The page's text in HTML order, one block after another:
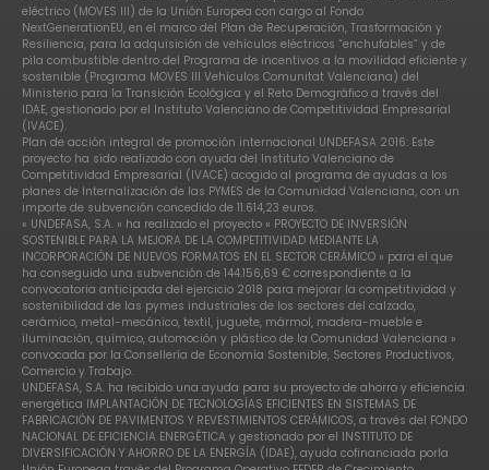
eléctrico (MOVES III) de la Unión Europea con cargo al Fondo
NextGenerationEU, en el marco del Plan de Recuperación, Trasformación y
Resiliencia, para la adquisición de vehículos eléctricos “enchufables” y de
pila combustible dentro del Programa de incentivos a la movilidad eficiente y
sostenible (Programa MOVES III Vehículos Comunitat Valenciana) del
Ministerio para la Transición Ecológica y el Reto Demográfico a través del
IDAE, gestionado por el Instituto Valenciano de Competitividad Empresarial
(IVACE).
Plan de acción integral de promoción internacional UNDEFASA 2016: Este
proyecto ha sido realizado con ayuda del Instituto Valenciano de
Competitividad Empresarial (IVACE) acogido al programa de ayudas a los
planes de Internalización de las PYMES de la Comunidad Valenciana, con un
importe de subvención concedido de 11.614,23 euros.
« UNDEFASA, S.A. » ha realizado el proyecto « PROYECTO DE INVERSIÓN
SOSTENIBLE PARA LA MEJORA DE LA COMPETITIVIDAD MEDIANTE LA
INCORPORACIÓN DE NUEVOS FORMATOS EN EL SECTOR CERÁMICO » para el que
ha conseguido una subvención de 144.156,69 € correspondiente a la
convocatoria anticipada del ejercicio 2018 para mejorar la competitividad y
sostenibilidad de las pymes industriales de los sectores del calzado,
cerámico, metal-mecánico, textil, juguete, mármol, madera-mueble e
iluminación, químico, automoción y plástico de la Comunidad Valenciana »
convocada por la Consellería de Economía Sostenible, Sectores Productivos,
Comercio y Trabajo.
UNDEFASA, S.A. ha recibido una ayuda para su proyecto de ahorro y eficiencia
energética IMPLANTACIÓN DE TECNOLOGÍAS EFICIENTES EN SISTEMAS DE
FABRICACIÓN DE PAVIMENTOS Y REVESTIMIENTOS CERÁMICOS, a través del FONDO
NACIONAL DE EFICIENCIA ENERGÉTICA y gestionado por el INSTITUTO DE
DIVERSIFICACIÓN Y AHORRO DE LA ENERGÍA (IDAE), ayuda cofinanciada porla